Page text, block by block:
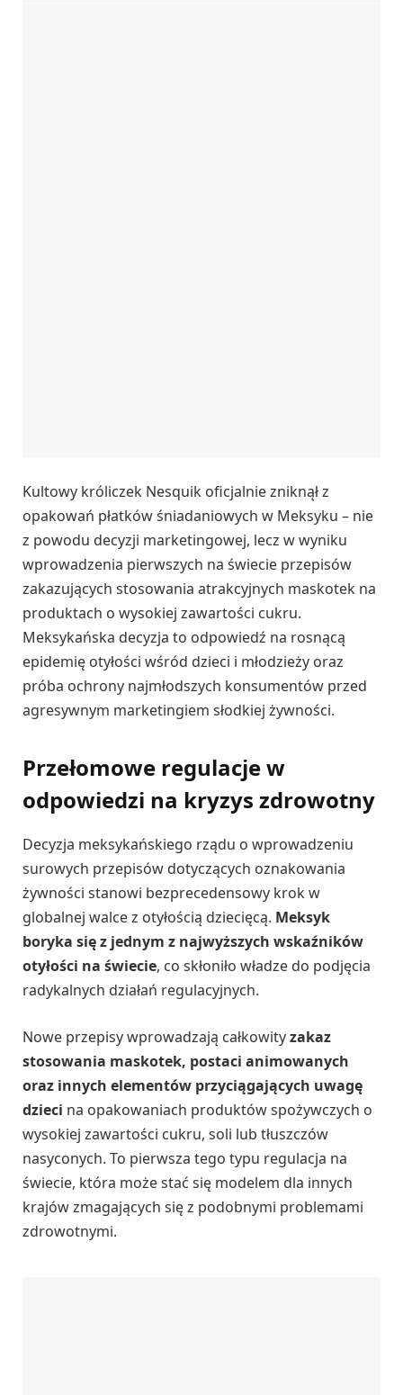
Kultowy króliczek Nesquik oficjalnie zniknął z
opakowań płatków śniadaniowych w Meksyku – nie
z powodu decyzji marketingowej, lecz w wyniku
wprowadzenia pierwszych na świecie przepisów
zakazujących stosowania atrakcyjnych maskotek na
produktach o wysokiej zawartości cukru.
Meksykańska decyzja to odpowiedź na rosnącą
epidemię otyłości wśród dzieci i młodzieży oraz
próba ochrony najmłodszych konsumentów przed
agresywnym marketingiem słodkiej żywności.
Przełomowe regulacje w
odpowiedzi na kryzys zdrowotny
Decyzja meksykańskiego rządu o wprowadzeniu
surowych przepisów dotyczących oznakowania
żywności stanowi bezprecedensowy krok w
globalnej walce z otyłością dziecięcą. Meksyk
boryka się z jednym z najwyższych wskaźników
otyłości na świecie, co skłoniło władze do podjęcia
radykalnych działań regulacyjnych.
Nowe przepisy wprowadzają całkowityzakaz
stosowania maskotek, postaci animowanych
oraz innych elementów przyciągających uwagę
dzieci na opakowaniach produktów spożywczych o
wysokiej zawartości cukru, soli lub tłuszczów
nasyconych. To pierwsza tego typu regulacja na
świecie, która może stać się modelem dla innych
krajów zmagających się z podobnymi problemami
zdrowotnymi.